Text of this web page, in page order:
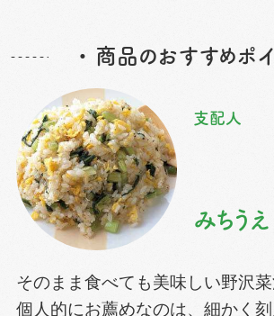
・ 商品のおすすめポイ
支配人
みちうえ
そのまま食べても美味しい野沢菜
個人的にお薦めなのは、細かく